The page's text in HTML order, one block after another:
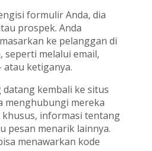
formulir Anda, dia
prospek. Anda
ke pelanggan di
seperti melalui email,
atau ketiganya.
kembali ke situs
menghubungi mereka
informasi tentang
pesan menarik lainnya.
menawarkan kode